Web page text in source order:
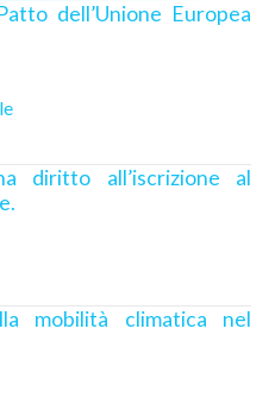
dell’Unione Europea
diritto all’iscrizione al
mobilità climatica nel